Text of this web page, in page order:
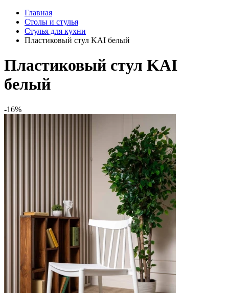
Главная
Столы и стулья
Стулья для кухни
Пластиковый стул KAI белый
Пластиковый стул KAI
белый
-16%